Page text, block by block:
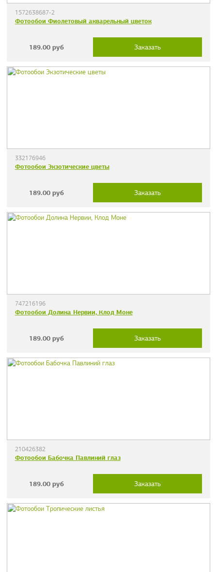
1572638687-2
Фотообои Фиолетовый акварельный цветок
189.00 руб Заказать
332176946
Фотообои Экзотические цветы
189.00 руб Заказать
747216196
Фотообои Долина Нервии, Клод Моне
189.00 руб Заказать
210426382
Фотообои Бабочка Павлиний глаз
189.00 руб Заказать